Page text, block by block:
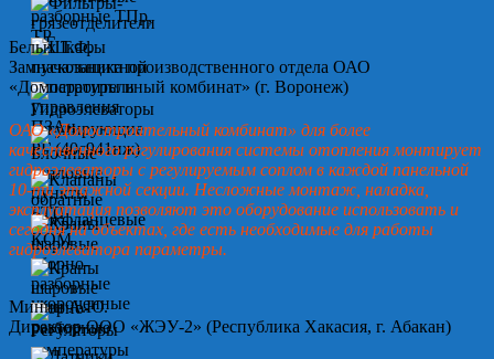
Белых Т.Ф.
Замначальника производственного отдела ОАО
«Домостроительный комбинат» (г. Воронеж)
ОАО «Домостроительный комбинат» для более
качественного регулирования системы отопления монтирует
гидроэлеваторы с регулируемым соплом в каждой панельной
10-ти этажной секции. Несложные монтаж, наладка,
эксплуатация позволяют это оборудование использовать и
сегодня на объектах, где есть необходимые для работы
гидроэлеватора параметры.
Минин А.Ю.
Директор ООО «ЖЭУ-2» (Республика Хакасия, г. Абакан)